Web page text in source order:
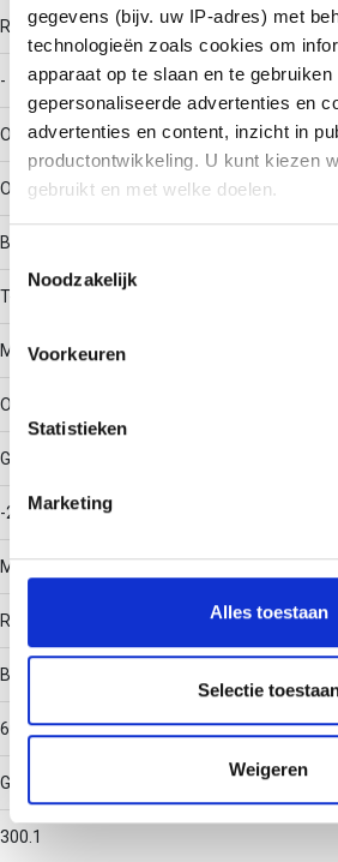
gegevens (bijv. uw IP-adres) met
technologieën zoals cookies om
apparaat op te slaan en te
gepersonaliseerde advertenties en
advertenties en content, inzicht in
productontwikkeling. U kunt kiezen
gebruikt en met welke doelen.
Informatie verzamelen over uw
Uw apparaat identificeren door
op specifieke eigenschappen
verwerkt en stel uw voorkeuren in het
personaliseren, om functies voor
en om ons websiteverkeer te
partners voor social media,
partners kunnen deze gegevens
informatie die u aan ze heeft
verzameld op basis van uw gebruik
Noodzakelijk
Voorkeuren
Statistieken
Marketing
Alles toestaan
Selectie
Weigeren
RAL-nummer
-
Oppervlaktebescherming
Overig
Bouwvorm
T-stuk horizontaal
Materiaalkwaliteit
Overig
Gebruikstemperatuur
-20 - 120
Materiaal
Roestvaststaal (RVS)
Binnenstraal
60
Geschikt voor kabelgootbreedte
300.1